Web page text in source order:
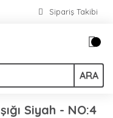
Sipariş Takibi
ARA
Siyah - NO:4